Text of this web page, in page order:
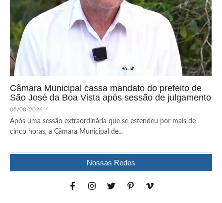
Câmara Municipal cassa mandato do prefeito de
São José da Boa Vista após sessão de julgamento
05/08/2026 /
Após uma sessão extraordinária que se estendeu por mais de
cinco horas, a Câmara Municipal de...
Nossas Redes